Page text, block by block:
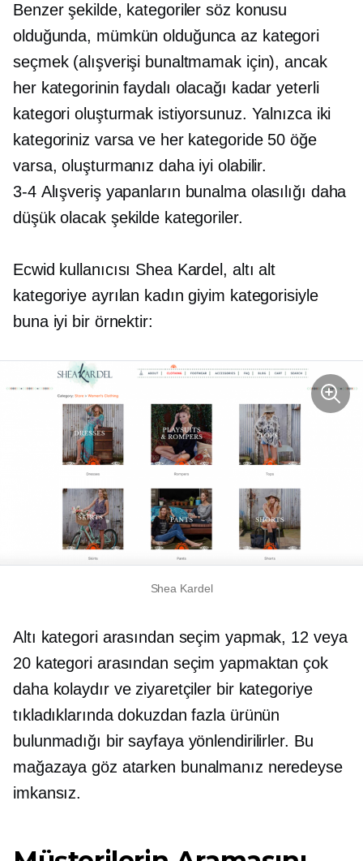
Benzer şekilde, kategoriler söz konusu
olduğunda, mümkün olduğunca az kategori
seçmek (alışverişi bunaltmamak için), ancak
her kategorinin faydalı olacağı kadar yeterli
kategori oluşturmak istiyorsunuz. Yalnızca iki
kategoriniz varsa ve her kategoride 50 öğe
varsa, oluşturmanız daha iyi olabilir.
3-4Alışveriş yapanların bunalma olasılığı daha
düşük olacak şekilde kategoriler.
Ecwid kullanıcısı Shea Kardel, altı alt
kategoriye ayrılan kadın giyim kategorisiyle
buna iyi bir örnektir:
Shea Kardel
Altı kategori arasından seçim yapmak, 12 veya
20 kategori arasından seçim yapmaktan çok
daha kolaydır ve ziyaretçiler bir kategoriye
tıkladıklarında dokuzdan fazla ürünün
bulunmadığı bir sayfaya yönlendirilirler. Bu
mağazaya göz atarken bunalmanız neredeyse
imkansız.